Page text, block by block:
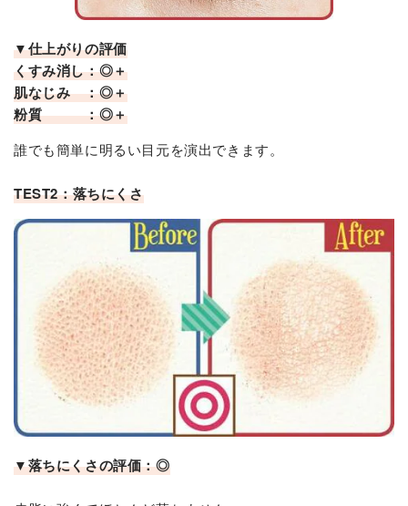
▼仕上がりの評価
くすみ消し：◎＋
肌なじみ ：◎＋
粉質 ：◎＋
誰でも簡単に明るい目元を演出できます。
TEST2：落ちにくさ
▼落ちにくさの評価：◎